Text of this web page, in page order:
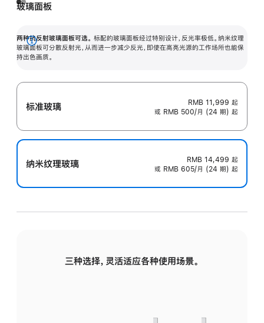
玻璃面板
两种抗反射玻璃面板可选。 标配的玻璃面板经过特别设计，反光率极低。纳米纹理
玻璃面板可分散反射光，从而进一步减少反光，即使在高亮光源的工作场所也能保
持出色画质。
展
开
标准玻璃 RMB 11,999 起
或 RMB 500/月 (24 期) 起
纳米纹理玻璃 RMB 14,499 起
或 RMB 605/月 (24 期) 起
三种选择，灵活适应各种使用场景。